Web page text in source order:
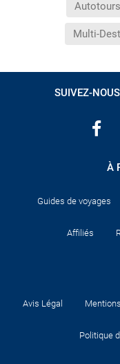
Multi-
SUIVEZ-
À
Guides de voyages
Affiliés
Avis Légal
Politique